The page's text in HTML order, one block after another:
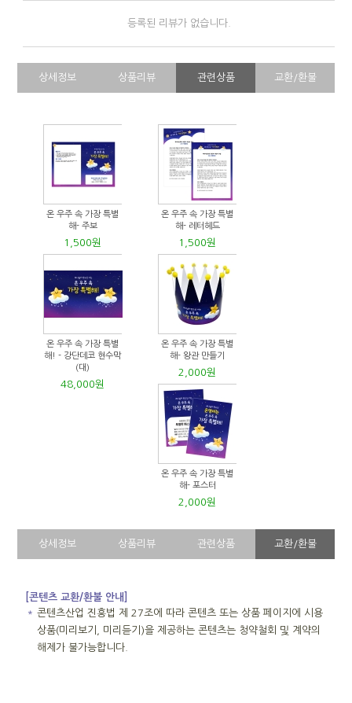
등록된 리뷰가 없습니다.
상세정보 상품리뷰 관련상품 교환/환불
온 우주 속 가장 특별
해- 주보
1,500원
온 우주 속 가장 특별
해- 레터헤드
1,500원
온 우주 속 가장 특별
해! - 강단데코 현수막
(대)
48,000원
온 우주 속 가장 특별
해- 왕관 만들기
2,000원
온 우주 속 가장 특별
해- 포스터
2,000원
상세정보 상품리뷰 관련상품 교환/환불
[콘텐츠 교환/환불 안내]
＊ 콘텐츠산업 진흥법 제 27조에 따라 콘텐츠 또는 상품 페이지에 시용
상품(미리보기, 미리듣기)을 제공하는 콘텐츠는 청약철회 및 계약의
해제가 불가능합니다.